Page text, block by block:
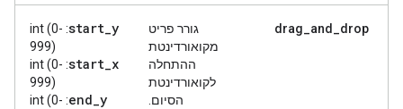
drag_and_drop
גורר פריט
מקואורדינטת
ההתחלה
לקואורדינטת
הסיום.
start_y
: int (0-
999)
start_x
: int (0-
999)
end_y
: int (0-